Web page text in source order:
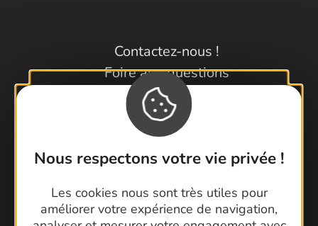
Nous respectons votre vie privée !
Les cookies nous sont très utiles pour
améliorer votre expérience de navigation,
Contactez-nous !
Foire aux questions
Brochures
Cartoguides et Topoguides
Latitude Gard